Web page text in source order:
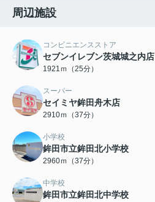
周辺施設
コンビニエンスストア
セブンイレブン茨城城之内店
1921ｍ（25分）
スーパー
セイミヤ鉾田舟木店
2910ｍ（37分）
小学校
鉾田市立鉾田北小学校
2960ｍ（37分）
中学校
鉾田市立鉾田北中学校